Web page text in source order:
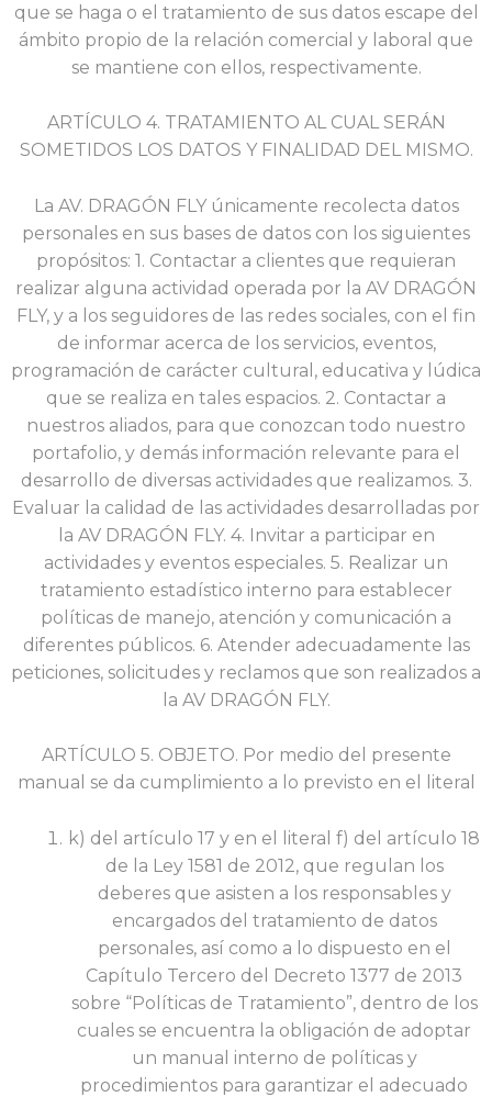
que se haga o el tratamiento de sus datos escape del
ámbito propio de la relación comercial y laboral que
se mantiene con ellos, respectivamente.
ARTÍCULO 4. TRATAMIENTO AL CUAL SERÁN
SOMETIDOS LOS DATOS Y FINALIDAD DEL MISMO.
La AV. DRAGÓN FLY únicamente recolecta datos
personales en sus bases de datos con los siguientes
propósitos: 1. Contactar a clientes que requieran
realizar alguna actividad operada por la AV DRAGÓN
FLY, y a los seguidores de las redes sociales, con el fin
de informar acerca de los servicios, eventos,
programación de carácter cultural, educativa y lúdica
que se realiza en tales espacios. 2. Contactar a
nuestros aliados, para que conozcan todo nuestro
portafolio, y demás información relevante para el
desarrollo de diversas actividades que realizamos. 3.
Evaluar la calidad de las actividades desarrolladas por
la AV DRAGÓN FLY. 4. Invitar a participar en
actividades y eventos especiales. 5. Realizar un
tratamiento estadístico interno para establecer
políticas de manejo, atención y comunicación a
diferentes públicos. 6. Atender adecuadamente las
peticiones, solicitudes y reclamos que son realizados a
la AV DRAGÓN FLY.
ARTÍCULO 5. OBJETO. Por medio del presente
manual se da cumplimiento a lo previsto en el literal
k) del artículo 17 y en el literal f) del artículo 18
de la Ley 1581 de 2012, que regulan los
deberes que asisten a los responsables y
encargados del tratamiento de datos
personales, así como a lo dispuesto en el
Capítulo Tercero del Decreto 1377 de 2013
sobre “Políticas de Tratamiento”, dentro de los
cuales se encuentra la obligación de adoptar
un manual interno de políticas y
procedimientos para garantizar el adecuado